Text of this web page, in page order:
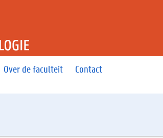
Over de faculteit Contact
EN CRIMINOLOGIE